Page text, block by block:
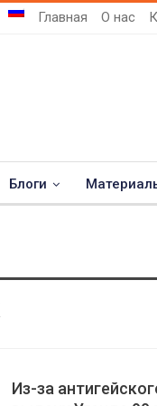
Главная О нас
Блоги
Из-за